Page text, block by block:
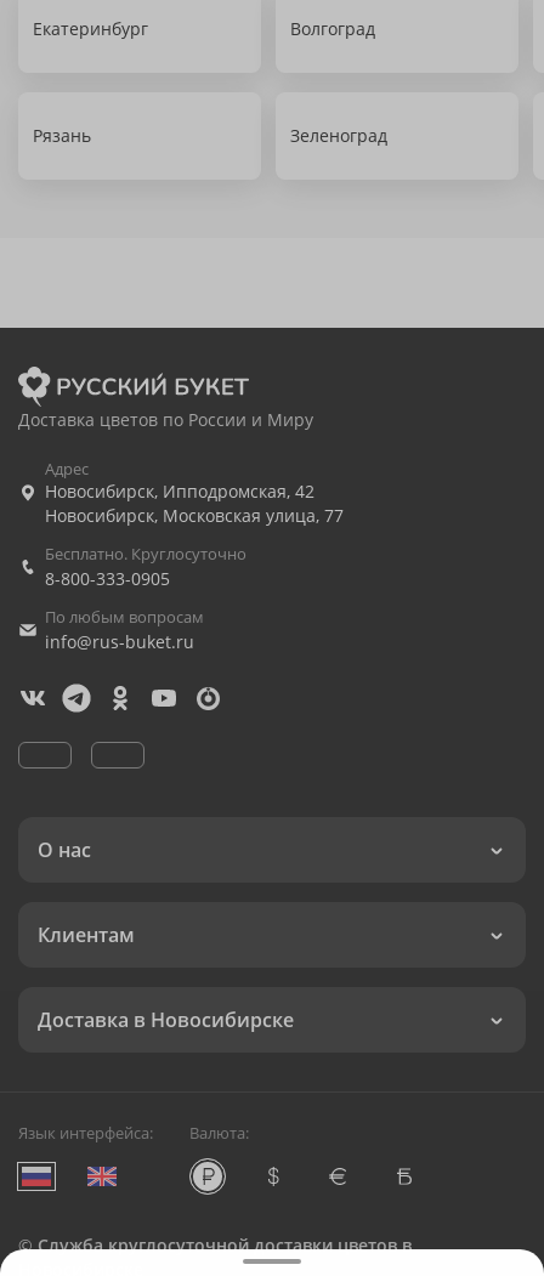
Екатеринбург Волгоград
Рязань Зеленоград
Доставка цветов по России и Миру
Адрес
Новосибирск, Ипподромская, 42
Новосибирск, Московская улица, 77
Бесплатно. Круглосуточно
8-800-333-0905
По любым вопросам
info@rus-buket.ru
О нас
Клиентам
Доставка в Новосибирске
Язык интерфейса: Валюта:
©Служба круглосуточной доставки цветов в